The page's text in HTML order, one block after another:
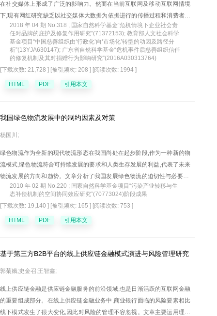
在社交媒体上形成了广泛的影响力。然而在当前互联网及移动互联网情境
下,现有网红研究缺乏以社交媒体大数据为依据进行的传播过程和消费者情
感分析。文章以网红餐饮品牌"喜茶"为例,运用爬虫技术收集来自新浪微
博、腾讯微信等媒体平台上有效文本数据46892条,通过数据清洗、文本挖
掘及可视化分析,对网红消费者进行了画像分析,同时发现关键意见领袖的关
注、转发对网红社交媒体传播具有重要作用,并且消费者在社交媒体讨论网
红时具有不同的情感倾向,根据消费者态度、行为及情感倾向文章将消费者
分为五类。基于此,文章提出网红品牌营销管理建议。
2018 年 04 期 No.318 ; 国家自然科学基金“危机情境下企业社会责
任对品牌的庇护及修复作用研究”(71372153); 教育部人文社会科学
基金项目“中国慈善组织由‘行政化’向‘市场化’转型的动因及路径分
析”(13YJA630147); 广东省自然科学基金“危机事件后慈善组织信任
的修复机制及其对捐赠行为影响研究”(2016A030313764)
[下载次数: 21,728 ] [被引频次: 208 ] [阅读次数: 1994 ]
HTML PDF 引用本文
我国绿色物流发展中的制约因素及对策
杨国川;
绿色物流作为全新的现代物流形态在我国尚处在起步阶段,作为一种新的物
流模式,绿色物流符合可持续发展的要求和人类生存发展的利益,代表了未来
物流发展的方向和趋势。文章分析了我国发展绿色物流的迫切性与必要性,
解剖了我国绿色物流发展过程中存在的各种制约因素,并结合当今绿色物流
色物流技术;加强物流信息系统和标准化体系建设;加快绿色物流的基础设施
2010 年 02 期 No.220 ; 国家自然科学基金项目“污染产业转移与生
态补偿机制的空间协同效应研究”(70773024)阶段成果
[下载次数: 19,140 ] [被引频次: 165 ] [阅读次数: 753 ]
HTML PDF 引用本文
基于第三方B2B平台的线上供应链金融模式演进与风险管理研究
郭菊娥;史金召;王智鑫;
线上供应链金融是供应链金融服务的前沿领域,也是日渐活跃的互联网金融
的重要组成部分。在线上供应链金融业务中,商业银行面临的风险要素相比
线下模式发生了很大变化,因此对风险的管理不容忽视。文章主要运用理论